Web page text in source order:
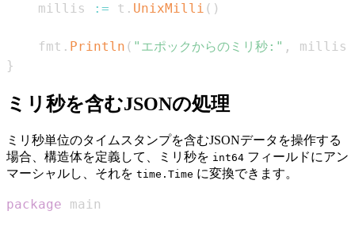
    millis
:= t . UnixMilli ( )
    fmt
. Println ( "エポックからのミリ秒:" , millis
}
ミリ秒を含むJSONの処理
ミリ秒単位のタイムスタンプを含むJSONデータを操作する
場合、構造体を定義して、ミリ秒を int64 フィールドにアン
マーシャルし、それを time.Time に変換できます。
package